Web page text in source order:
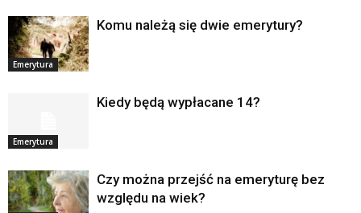
Emerytura
Komu należą się dwie emerytury?
Emerytura
Kiedy będą wypłacane 14?
Czy można przejść na emeryturę bez
względu na wiek?